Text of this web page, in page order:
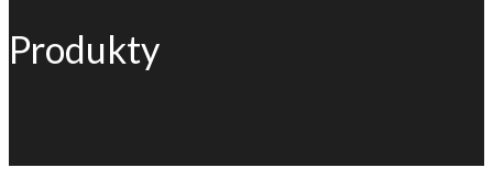
Produkty